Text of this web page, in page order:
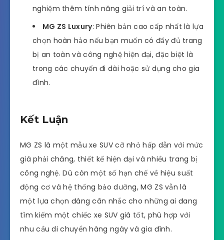
nghiệm thêm tính năng giải trí và an toàn.
MG ZS Luxury: Phiên bản cao cấp nhất là lựa
chọn hoàn hảo nếu bạn muốn có đầy đủ trang
bị an toàn và công nghệ hiện đại, đặc biệt là
trong các chuyến đi dài hoặc sử dụng cho gia
đình.
Kết Luận
MG ZS là một mẫu xe SUV cỡ nhỏ hấp dẫn với mức
giá phải chăng, thiết kế hiện đại và nhiều trang bị
công nghệ. Dù còn một số hạn chế về hiệu suất
động cơ và hệ thống bảo dưỡng, MG ZS vẫn là
một lựa chọn đáng cân nhắc cho những ai đang
tìm kiếm một chiếc xe SUV giá tốt, phù hợp với
nhu cầu di chuyển hàng ngày và gia đình.